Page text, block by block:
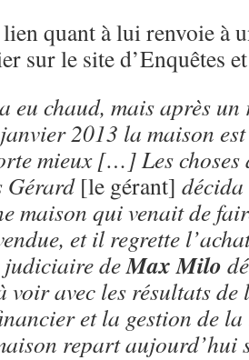
quant à lui renvoie à
sur le site d’Enquêtes
a eu chaud, mais après un
2013 la maison
mieux […] Les
Gérard [le gérant]
maison qui venait de
et il regrette
judiciaire deMax Milo
voir avec les résultats
et la gestion de
repart aujourd’hui